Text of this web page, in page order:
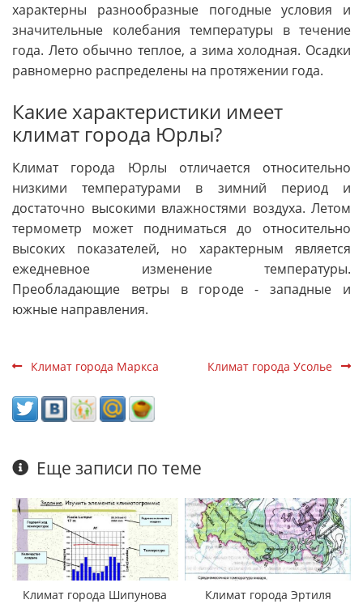
характерны разнообразные погодные условия и
значительные колебания температуры в течение
года. Лето обычно теплое, а зима холодная. Осадки
равномерно распределены на протяжении года.
Какие характеристики имеет
климат города Юрлы?
Климат города Юрлы отличается относительно
низкими температурами в зимний период и
достаточно высокими влажностями воздуха. Летом
термометр может подниматься до относительно
высоких показателей, но характерным является
ежедневное изменение температуры.
Преобладающие ветры в городе - западные и
южные направления.
Климат города Маркса Климат города Усолье
Еще записи по теме
Климат города Шипунова Климат города Эртиля